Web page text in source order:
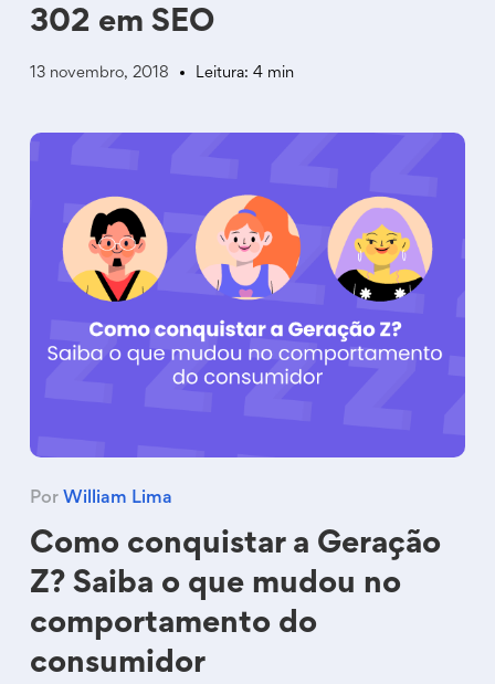
302 em SEO
13 novembro, 2018 Leitura: 4 min
Por William Lima
Como conquistar a Geração
Z? Saiba o que mudou no
comportamento do
consumidor